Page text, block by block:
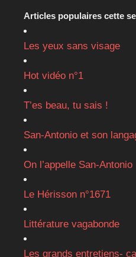
Articles populaires cette
Les yeux sans visage
Hot vidéo n°1
T’es beau, tu sais !
San-Antonio et son
On l’appelle San-Antonio
Le Hérisson n°1671
Littérature vagabonde
Les grands entretiens-